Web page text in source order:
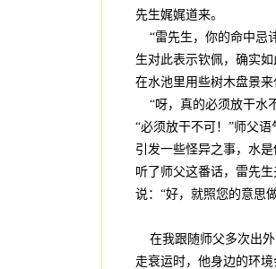
先生娓娓道来。
“雷先生，你的命中忌
生对此表示钦佩，确实
在水池里用些树木盘景来
“呀，真的必须放干水
“必须放干不可！”师父
引发一些怪异之事，水
听了师父这番话，雷先
说：“好，就照您的意思
在我跟随师父多次出外
走衰运时，他身边的环